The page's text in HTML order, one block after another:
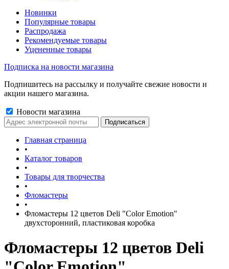
Новинки
Популярные товары
Распродажа
Рекомендуемые товары
Уцененные товары
Подписка на новости магазина
Подпишитесь на рассылку и получайте свежие новости и
акции нашего магазина.
Новости магазина
Главная страница
•
Каталог товаров
•
Товары для творчества
•
Фломастеры
•
Фломастеры 12 цветов Deli "Color Emotion"
двухсторонний, пластиковая коробка
Фломастеры 12 цветов Deli